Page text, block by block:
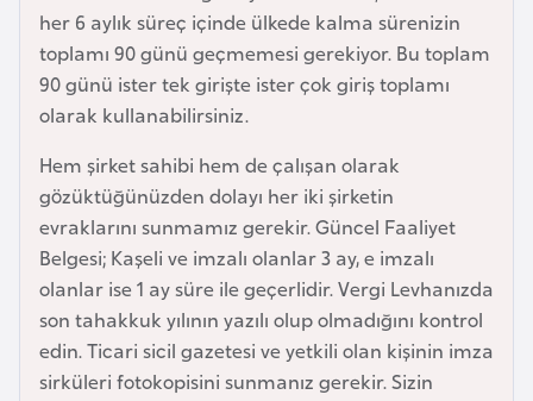
her 6 aylık süreç içinde ülkede kalma sürenizin
toplamı 90 günü geçmemesi gerekiyor. Bu toplam
90 günü ister tek girişte ister çok giriş toplamı
olarak kullanabilirsiniz.
Hem şirket sahibi hem de çalışan olarak
gözüktüğünüzden dolayı her iki şirketin
evraklarını sunmamız gerekir. Güncel Faaliyet
Belgesi; Kaşeli ve imzalı olanlar 3 ay, e imzalı
olanlar ise 1 ay süre ile geçerlidir. Vergi Levhanızda
son tahakkuk yılının yazılı olup olmadığını kontrol
edin. Ticari sicil gazetesi ve yetkili olan kişinin imza
sirküleri fotokopisini sunmanız gerekir. Sizin
e
y
n
a
n
g
l
a
d
e
ş